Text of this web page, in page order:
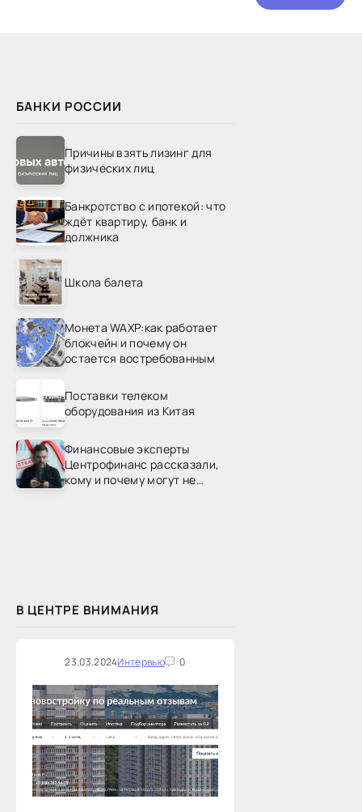
БАНКИ РОССИИ
Причины взять лизинг для
физических лиц
Банкротство с ипотекой: что
ждёт квартиру, банк и
должника
Школа балета
Монета WAXP:как работает
блокчейн и почему он
остается востребованным
Поставки телеком
оборудования из Китая
Финансовые эксперты
Центрофинанс рассказали,
кому и почему могут не
В ЦЕНТРЕ ВНИМАНИЯ
23.03.2024Интервью 0